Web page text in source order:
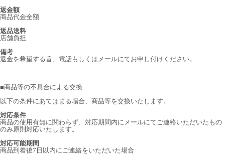
返金額
商品代金全額
返品送料
店舗負担
備考
返金を希望する旨、電話もしくはメールにてお申し付けください。
■商品等の不具合による交換
以下の条件にあてはまる場合、商品等を交換いたします。
対応条件
商品の使用有無に関わらず、対応期間内にメールにてご連絡いただいたもの
のみ原則対応いたします。
対応可能期間
商品到着後7日以内にご連絡をいただいた場合